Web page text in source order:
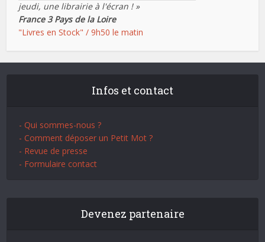
jeudi, une librairie à l'écran ! »
France 3 Pays de la Loire
"Livres en Stock" / 9h50 le matin
Infos et contact
- Qui sommes-nous ?
- Comment déposer un Petit Mot ?
- Revue de presse
- Formulaire contact
Devenez partenaire